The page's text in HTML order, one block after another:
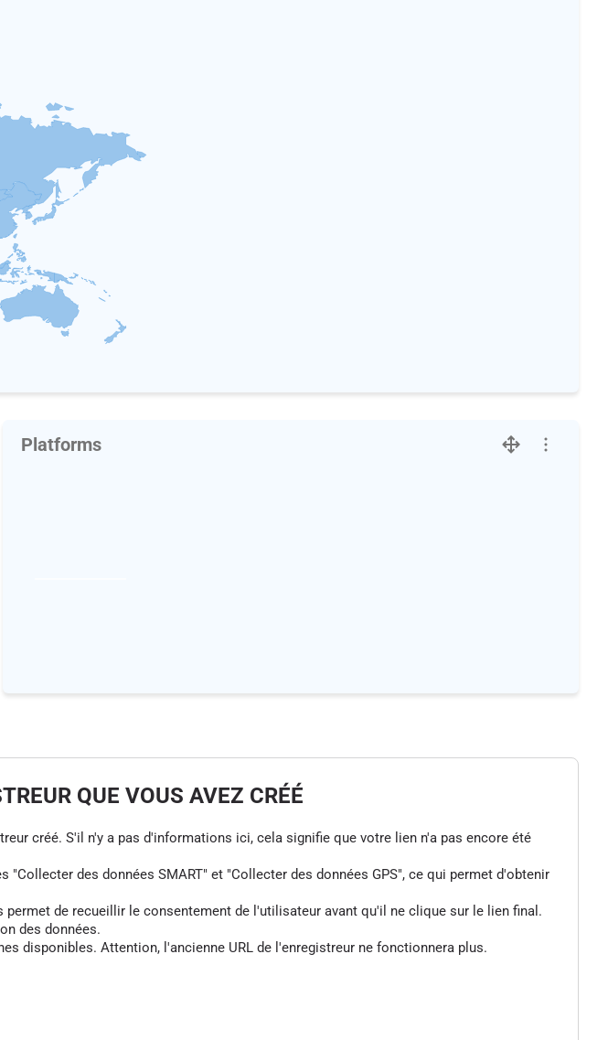
Platforms
QUE VOUS AVEZ CRÉÉ
créé. S'il n'y a pas d'informations ici, cela signifie que votre lien n'a pas encore été
des données SMART" et "Collecter des données GPS", ce qui permet d'obtenir
de recueillir le consentement de l'utilisateur avant qu'il ne clique sur le lien final.
des données.
disponibles. Attention, l'ancienne URL de l'enregistreur ne fonctionnera plus.